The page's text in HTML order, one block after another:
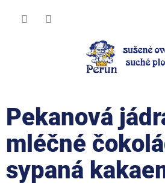
Pekanová
mléčné
sypaná